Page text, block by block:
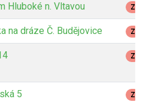
Hluboké n. Vltavou Z
na dráze Č. Budějovice Z
Z
5 Z